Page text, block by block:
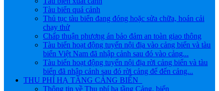
Tàu biển quá cảnh
Thủ tục tàu biển đang đóng hoặc sửa chữa, hoán cải
chạy thử
Chấp thuận phương án bảo đảm an toàn giao thông
Tàu biển hoạt động tuyến nội địa vào cảng biển và tàu
biển Việt Nam đã nhập cảnh sau đó vào cảng...
Tàu biển hoạt động tuyến nội địa rời cảng biển và tàu
biển đã nhập cảnh sau đó rời cảng để đến cảng...
THU PHÍ HẠ TẦNG CẢNG BIỂN
Thông tin về Thu phí hạ tầng Cảng, biển